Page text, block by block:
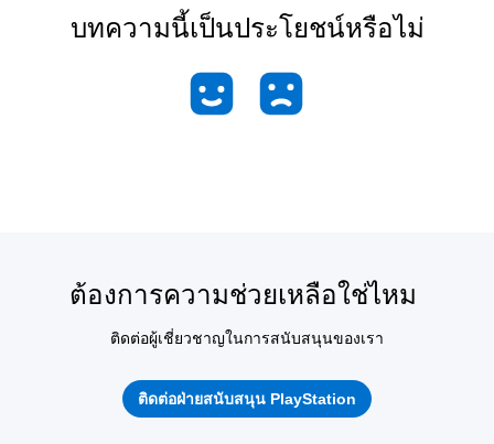
บทความนี้เป็นประโยชน์หรือไม่
ต้องการความช่วยเหลือใช่ไหม
ติดต่อผู้เชี่ยวชาญในการสนับสนุนของเรา
ติดต่อฝ่ายสนับสนุน PlayStation